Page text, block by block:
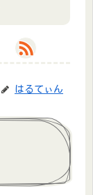
はるてぃん